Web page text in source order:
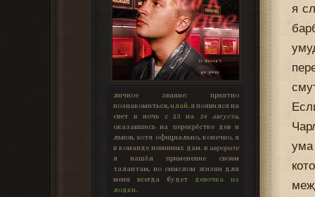
личное звание: приятно
познакомиться,илай . я появился на
свет в ночь с 23 на
24 августа,
оказавшись на перекрёстке дев и
львов, хотя официально, конечно, я
в команде невинных дам. в аврорате
я нашёл применение своим
талантам, но смыслом жизни для
меня всегда будет девочка из
лодки
я
ума